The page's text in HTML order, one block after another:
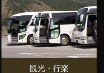
観光・行楽